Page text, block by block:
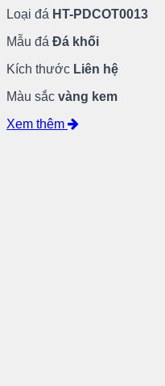
Loại đá HT-PDCOT0013
Mẫu đá Đá khối
Kích thước Liên hệ
Màu sắc vàng kem
Xem thêm